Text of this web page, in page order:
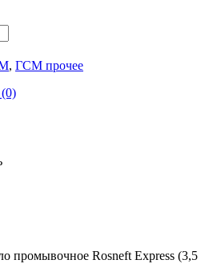
, ГСМ прочее
промывочное Rosneft Express (3,5